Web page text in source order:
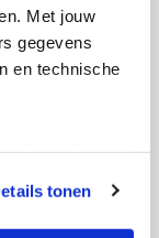
Met jouw
gegevens
en technische
wijzigen of
de pagina. De
tonen